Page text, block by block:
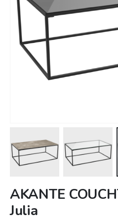
Anfang
der
AKANTE
Julia